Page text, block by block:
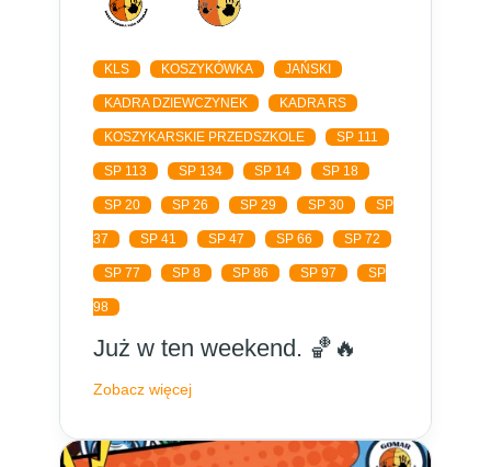
KLS KOSZYKÓWKA JAŃSKI
KADRA DZIEWCZYNEK KADRA RS
KOSZYKARSKIE PRZEDSZKOLE SP 111
SP 113 SP 134 SP 14 SP 18
SP 20 SP 26 SP 29 SP 30 SP
37 SP 41 SP 47 SP 66 SP 72
SP 77 SP 8 SP 86 SP 97 SP
98
Już w ten weekend. 🏀🔥
Zobacz więcej